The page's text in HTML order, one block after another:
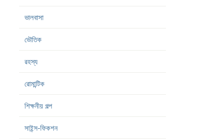
ভালবাসা
ভৌতিক
রহস্য
রোমান্টিক
শিক্ষনীয় গল্প
সাইন্স-ফিকশন